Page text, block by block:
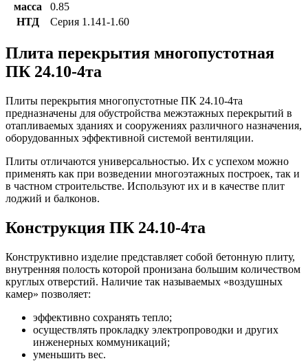
масса
0.85
НТД
Серия 1.141-1.60
Плита перекрытия многопустотная
ПК 24.10-4та
Плиты перекрытия многопустотные ПК 24.10-4та
предназначены для обустройства межэтажных перекрытий в
отапливаемых зданиях и сооружениях различного назначения,
оборудованных эффективной системой вентиляции.
Плиты отличаются универсальностью. Их с успехом можно
применять как при возведении многоэтажных построек, так и
в частном строительстве. Используют их и в качестве плит
лоджий и балконов.
Конструкция ПК 24.10-4та
Конструктивно изделие представляет собой бетонную плиту,
внутренняя полость которой пронизана большим количеством
круглых отверстий. Наличие так называемых «воздушных
камер» позволяет:
эффективно сохранять тепло;
осуществлять прокладку электропроводки и других
инженерных коммуникаций;
уменьшить вес.